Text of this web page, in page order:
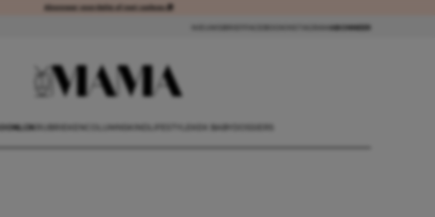
Abonneer voordelig of met cadeau 🎁Abonneer voordelig of met cadeau 🎁
ABONNEER